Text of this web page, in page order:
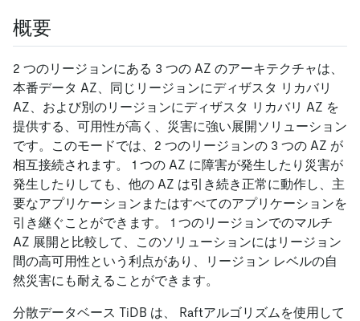
概要
2 つのリージョンにある 3 つの AZ のアーキテクチャは、
本番データ AZ、同じリージョンにディザスタ リカバリ
AZ、および別のリージョンにディザスタ リカバリ AZ を
提供する、可用性が高く、災害に強い展開ソリューション
です。このモードでは、2 つのリージョンの 3 つの AZ が
相互接続されます。 1 つの AZ に障害が発生したり災害が
発生したりしても、他の AZ は引き続き正常に動作し、主
要なアプリケーションまたはすべてのアプリケーションを
引き継ぐことができます。 1 つのリージョンでのマルチ
AZ 展開と比較して、このソリューションにはリージョン
間の高可用性という利点があり、リージョン レベルの自
然災害にも耐えることができます。
分散データベース TiDB は、 Raftアルゴリズムを使用して